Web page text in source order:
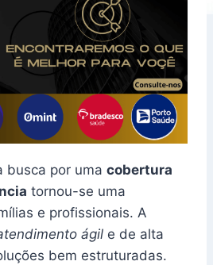
busca por uma cobertura
tornou-se uma
e profissionais. A
ágil e de alta
bem estruturadas.